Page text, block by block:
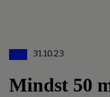
31.10.23
Mindst 50